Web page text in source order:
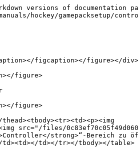
versions of documentation
hockey/gamepacksetup/
figcaption></figure></div>
figure>
figure>
src="/files/
strong>“-Bereich zu
td></tr></tbody></table>